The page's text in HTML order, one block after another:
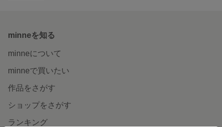
minneを知る
minneについて
minneで買いたい
作品をさがす
ショップをさがす
ランキング